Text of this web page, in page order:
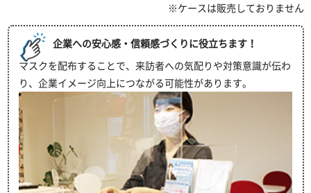
※ケースは販売しておりません
企業への安心感・信頼感づくりに役立ちます！
マスクを配布することで、来訪者への気配りや対策意識が伝わ
り、企業イメージ向上につながる可能性があります。